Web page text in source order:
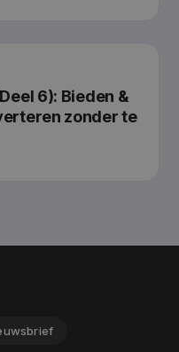
6): Bieden &
zonder te